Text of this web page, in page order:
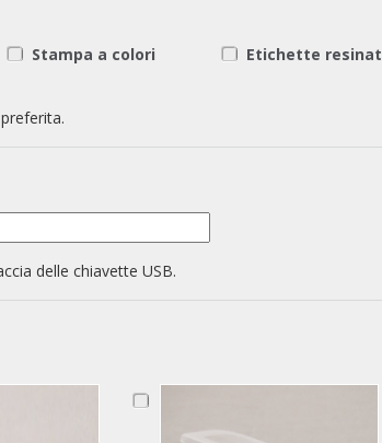
Stampa a colori Etichette
delle chiavette USB.